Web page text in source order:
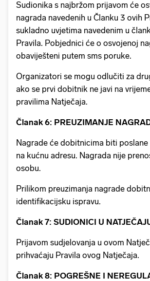
Sudionika s najbržom prijavom će
nagrada navedenih u Članku 3 ovih
sukladno uvjetima navedenim u
Pravila. Pobjednici će o osvojenoj
obaviješteni putem sms poruke.
Organizatori se mogu odlučiti za
ako se prvi dobitnik ne javi na
pravilima Natječaja.
Članak 6: PREUZIMANJE
Nagrade će dobitnicima biti
na kućnu adresu. Nagrada nije
osobu.
Prilikom preuzimanja nagrade
identifikacijsku ispravu.
Članak 7: SUDIONICI U
Prijavom sudjelovanja u ovom
prihvaćaju Pravila ovog Natječaja.
Članak 8: POGREŠNE I